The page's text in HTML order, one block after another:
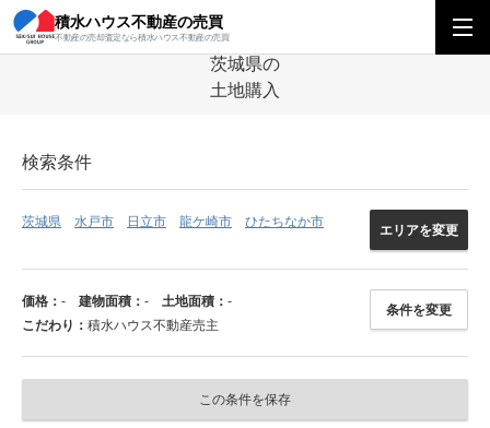
積水ハウス不動産の売買
不動産の売却査定なら積水ハウス不動産の売買
積水ハウス不動産の売買 関東エリア
茨城県の
土地購入
検索条件
茨城県 水戸市 日立市 龍ケ崎市 ひたちなか市
エリアを変更
価格： - 建物面積： - 土地面積： -
こだわり： 積水ハウス不動産売主
条件を変更
この条件を保存